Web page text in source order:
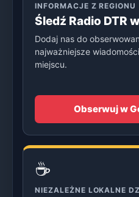
INFORMACJE Z REGIONU
Śledź Radio DTR
Dodaj nas do
najważniejsze
miejscu.
Obserwuj w
☕
NIEZALEŻNE LOKALNE